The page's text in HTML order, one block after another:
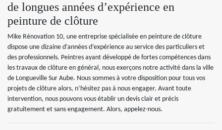
de longues années d’expérience en
peinture de clôture
Mike Rénovation 10, une entreprise spécialisée en peinture de clôture
dispose une dizaine d’années d’expérience au service des particuliers et
des professionnels. Peintres ayant développé de fortes compétences dans
les travaux de clôture en général, nous exerçons notre activité dans la ville
de Longueville Sur Aube. Nous sommes à votre disposition pour tous vos
projets de clôture alors, n’hésitez pas à nous engager. Avant toute
intervention, nous pouvons vous établir un devis clair et précis
gratuitement et sans engagement. Alors, appelez-nous.